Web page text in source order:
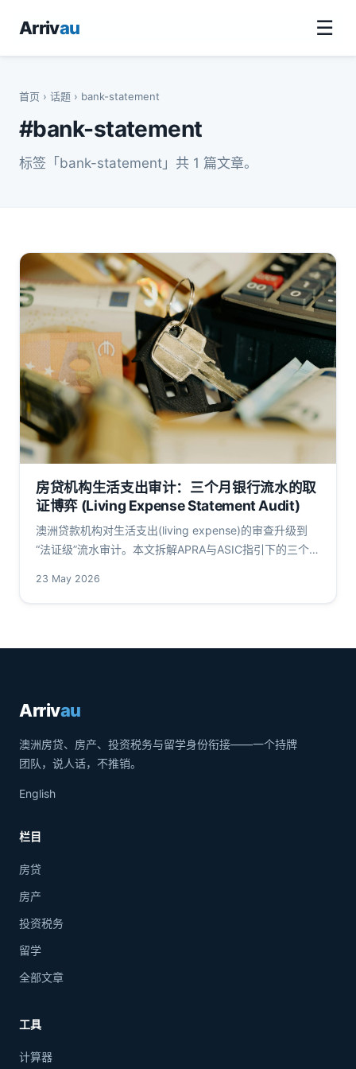
Arrivau ☰
首页 › 话题 › bank-statement
#bank-statement
标签「bank-statement」共 1 篇文章。
房贷机构生活支出审计：三个月银行流水的取
证博弈 (Living Expense Statement Audit)
澳洲贷款机构对生活支出(living expense)的审查升级到
“法证级”流水审计。本文拆解APRA与ASIC指引下的三个月
23 May 2026
Arrivau
澳洲房贷、房产、投资税务与留学身份衔接——一个持牌
团队，说人话，不推销。
English
栏目
房贷
房产
投资税务
留学
全部文章
工具
计算器